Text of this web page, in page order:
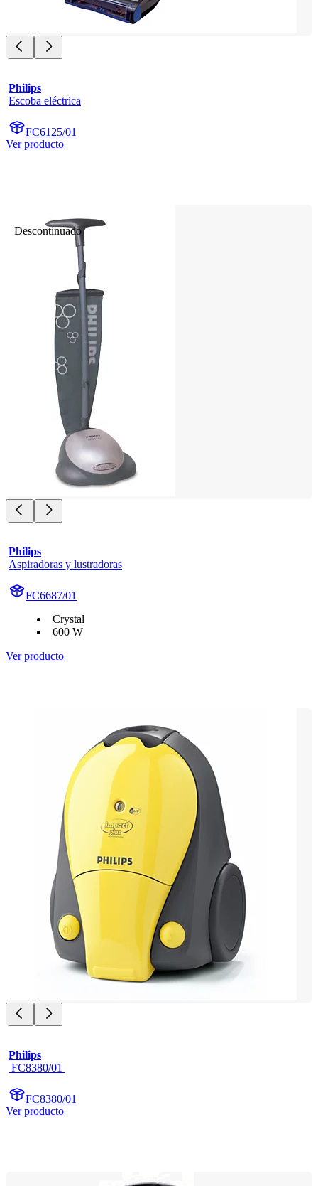
Philips
Escoba eléctrica
FC6125/01
Ver producto
Descontinuado
Philips
Aspiradoras y lustradoras
FC6687/01
Crystal
600 W
Ver producto
Philips
FC8380/01
FC8380/01
Ver producto